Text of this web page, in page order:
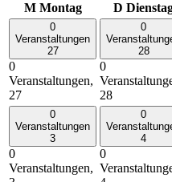
M Montag D
0
Veranstaltungen
27
0
Veranstaltungen,
27
0
28
0
28
0
Veranstaltungen
3
0
Veranstaltungen,
0
4
0